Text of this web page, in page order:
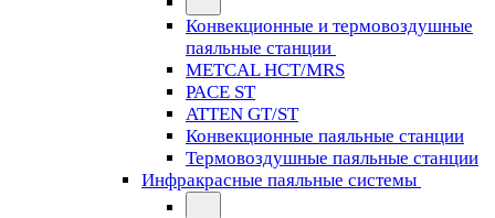
Конвекционные и термовоздушные
паяльные станции
METCAL HCT/MRS
PACE ST
ATTEN GT/ST
Конвекционные паяльные станции
Термовоздушные паяльные станции
Инфракрасные паяльные системы